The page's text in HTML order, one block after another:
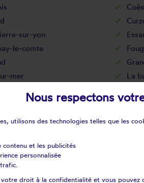
Coëx
sur-yon
le-comte
mer La
giraud La
hermier La
Nous respectons
utilisons des technologies telles que les
contenu et les publicités
personnalisée
votre droit à la confidentialité et vous pouvez